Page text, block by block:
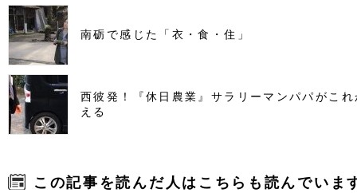
南砺で感じた「衣・食・住」
西彼発！『休日農業』サラリーマンパパがこ
える
この記事を読んだ人はこちらも読んでいま